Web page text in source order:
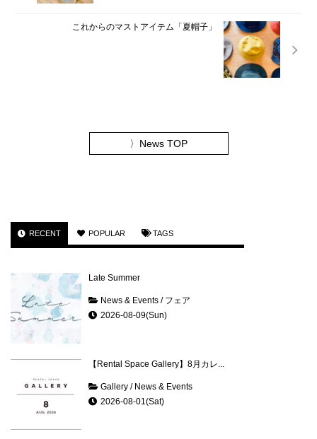
これからのマストアイテム「夏帽子」
〉 News TOP
RECENT POPULAR TAGS
Late Summer
News & Events / フェア
2026-08-09(Sun)
【Rental Space Gallery】8月カレ...
Gallery / News & Events
2026-08-01(Sat)